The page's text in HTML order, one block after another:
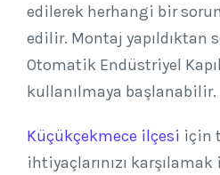
edilerek herhangi bir
edilir. Montaj yapıldıktan
Otomatik Endüstriyel
kullanılmaya başlanabilir.
Küçükçekmece ilçesi için
ihtiyaçlarınızı